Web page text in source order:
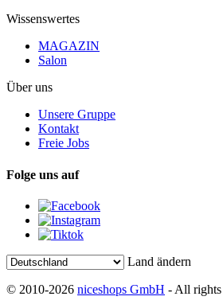
Wissenswertes
MAGAZIN
Salon
Über uns
Unsere Gruppe
Kontakt
Freie Jobs
Folge uns auf
Land ändern
© 2010-2026 niceshops GmbH - All rights